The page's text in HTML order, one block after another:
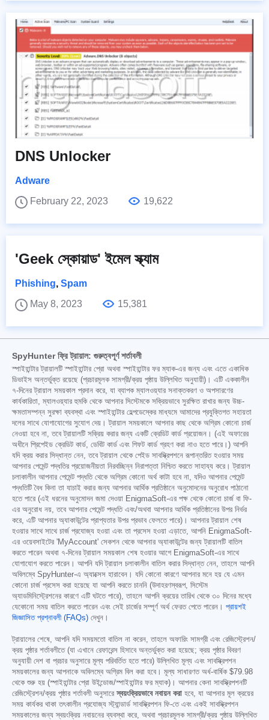
DNS Unlocker
Adware
February 22, 2023
19,622
'Geek স্কোয়াড' ইমেল স্ক্যাম
Phishing, Spam
May 8, 2023
15,381
SpyHunter ফ্রি ট্রায়াল: গুরুত্বপূর্ণ শর্তাবলী
স্পাইহান্টার ট্রায়ালটি স্পাইহান্টার প্রো অথবা স্পাইহান্টার ফর ম্যাক-এর জন্য এবং এতে একাধিক
ডিভাইস অন্তর্ভুক্ত রয়েছে (প্রচারমূলক সামগ্রী/ক্রয় পৃষ্ঠায় উল্লিখিত অনুযায়ী)। এটি এককালীন
৭-দিনের ট্রায়াল সময়কাল প্রদান করে, যা ব্যাপক ম্যালওয়্যার সনাক্তকরণ ও অপসারণের
কার্যকারিতা, ম্যালওয়্যার হুমকি থেকে আপনার সিস্টেমকে সক্রিয়ভাবে সুরক্ষিত রাখার জন্য উচ্চ-
ক্ষমতাসম্পন্ন সুরক্ষা ব্যবস্থা এবং স্পাইহান্টার হেল্পডেস্কের মাধ্যমে আমাদের প্রযুক্তিগত সহায়তা
দলের সাথে যোগাযোগের সুযোগ দেয়। ট্রায়াল সময়কালে আপনার কাছ থেকে অগ্রিম কোনো চার্জ
নেওয়া হবে না, তবে ট্রায়ালটি সক্রিয় করার জন্য একটি ক্রেডিট কার্ড প্রয়োজন। (এই অফারের
অধীনে প্রিপেইড ক্রেডিট কার্ড, ডেবিট কার্ড এবং গিফট কার্ড গ্রহণ করা নাও হতে পারে।) আপনি
যদি ক্রয় করার সিদ্ধান্ত নেন, তবে ট্রায়াল থেকে পেইড সাবস্ক্রিপশনে রূপান্তরিত হওয়ার সময়
আপনার পেমেন্ট পদ্ধতির প্রয়োজনীয়তা নিরবচ্ছিন্ন নিরাপত্তা নিশ্চিত করতে সাহায্য করে। ট্রায়াল
চলাকালীন আপনার পেমেন্ট পদ্ধতি থেকে অগ্রিম কোনো অর্থ কাটা হবে না, যদিও আপনার পেমেন্ট
পদ্ধতিটি বৈধ কিনা তা যাচাই করার জন্য আপনার আর্থিক প্রতিষ্ঠানে অনুমোদনের অনুরোধ পাঠানো
হতে পারে (এই ধরনের অনুমোদন জমা দেওয়া EnigmaSoft-এর পক্ষ থেকে কোনো চার্জ বা ফি-
এর অনুরোধ নয়, তবে আপনার পেমেন্ট পদ্ধতি এবং/অথবা আপনার আর্থিক প্রতিষ্ঠানের উপর নির্ভর
করে, এটি আপনার অ্যাকাউন্টের প্রাপ্যতার উপর প্রভাব ফেলতে পারে)। আপনার ট্রায়াল শেষ
হওয়ার সাথে সাথে চার্জ প্রযোজ্য হওয়া এবং তা প্রসেস হওয়া এড়াতে, আপনি EnigmaSoft-
এর ওয়েবসাইটের 'MyAccount' সেকশন থেকে আপনার অ্যাকাউন্টের জন্য ট্রায়ালটি বাতিল
করতে পারেন অথবা ৭-দিনের ট্রায়াল সময়কাল শেষ হওয়ার আগে EnigmaSoft-এর সাথে
যোগাযোগ করতে পারেন। আপনি যদি ট্রায়াল চলাকালীন বাতিল করার সিদ্ধান্ত নেন, তাহলে আপনি
অবিলম্বে SpyHunter-এ অ্যাক্সেস হারাবেন। যদি কোনো কারণে আপনার মনে হয় যে এমন
কোনো চার্জ প্রসেস করা হয়েছে যা আপনি করতে চাননি (উদাহরণস্বরূপ, সিস্টেম
অ্যাডমিনিস্ট্রেশনের কারণে এটি ঘটতে পারে), তাহলে আপনি ক্রয়ের তারিখ থেকে ৩০ দিনের মধ্যে
যেকোনো সময় বাতিল করতে পারেন এবং সেই চার্জের সম্পূর্ণ অর্থ ফেরত পেতে পারেন। প্রায়শই
জিজ্ঞাসিত প্রশ্নাবলী (FAQs) দেখুন।
ট্রায়ালের শেষে, আপনি যদি সময়মতো বাতিল না করেন, তাহলে অফারিং সামগ্রী এবং রেজিস্ট্রেশন/
ক্রয় পৃষ্ঠার শর্তাবলীতে (যা এখানে রেফারেন্স হিসাবে অন্তর্ভুক্ত করা হয়েছে; ক্রয় পৃষ্ঠার বিবরণ
অনুযায়ী দেশ বা প্রচার অনুসারে মূল্য পরিবর্তিত হতে পারে) উল্লিখিত মূল্য এবং সাবস্ক্রিপশন
সময়কালের জন্য আপনাকে অবিলম্বে অগ্রিম বিল করা হবে। মূল্য সাধারণত অর্ধ-বার্ষিক $79.98
থেকে শুরু হয় (স্পাইহান্টার প্রো উইন্ডোজ/স্পাইহান্টার ফর ম্যাক)। আপনার কেনা সাবস্ক্রিপশনটি
রেজিস্ট্রেশন/ক্রয় পৃষ্ঠার শর্তাবলী অনুসারেস্বয়ংক্রিয়ভাবে নবায়ন করা হবে, যা আপনার মূল ক্রয়ের
সময় কার্যকর থাকা তৎকালীন প্রযোজ্য স্ট্যান্ডার্ড সাবস্ক্রিপশন ফি-তে এবং একই সাবস্ক্রিপশন
সময়কালের জন্য স্বয়ংক্রিয় নবায়নের ব্যবস্থা করে, অথবা প্রচারমূলক সামগ্রী/ক্রয় পৃষ্ঠায় উল্লিখিত